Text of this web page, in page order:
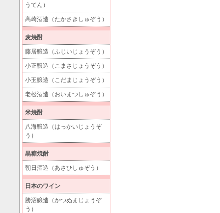
うてん）
高崎酒造（たかさきしゅぞう）
麦焼酎
藤居醸造（ふじいじょうぞう）
小正醸造（こまさじょうぞう）
小玉醸造（こだまじょうぞう）
老松酒造（おいまつしゅぞう）
米焼酎
八海醸造（はっかいじょうぞ
う）
黒糖焼酎
朝日酒造（あさひしゅぞう）
日本のワイン
勝沼醸造（かつぬまじょうぞ
う）